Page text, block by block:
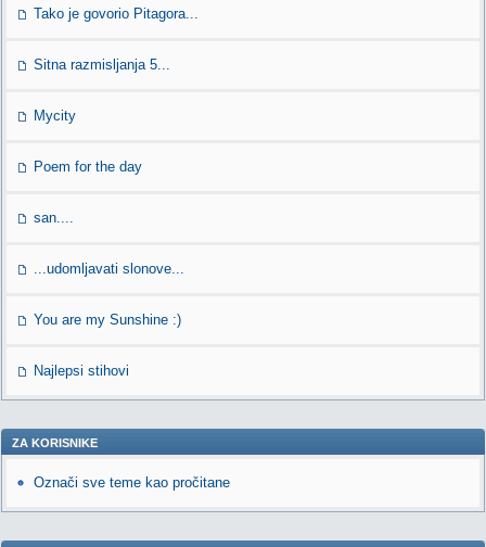
Tako je govorio Pitagora...
Sitna razmisljanja 5...
Mycity
Poem for the day
san....
...udomljavati slonove...
You are my Sunshine :)
Najlepsi stihovi
ZA KORISNIKE
Označi sve teme kao pročitane